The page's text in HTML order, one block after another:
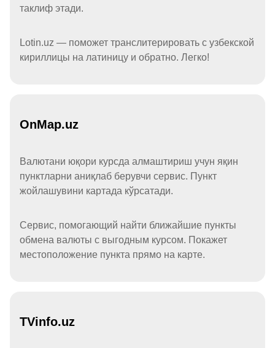
таклиф этади.
Lotin.uz — поможет транслитерировать с узбекской
кириллицы на латиницу и обратно. Легко!
OnMap.uz
Валютани юқори курсда алмаштириш учун яқин
пунктларни аниқлаб берувчи сервис. Пункт
жойлашувини картада кўрсатади.
Сервис, помогающий найти ближайшие пункты
обмена валюты с выгодным курсом. Покажет
местоположение пункта прямо на карте.
TVinfo.uz